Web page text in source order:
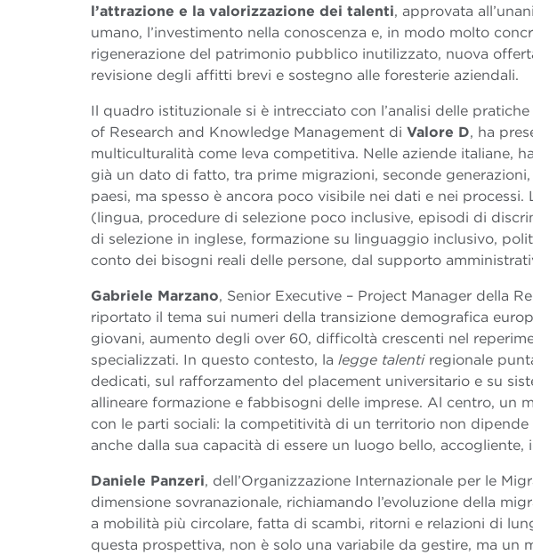
l’attrazione e la valorizzazione dei talenti, approvata
umano, l’investimento nella conoscenza e, in modo molto
rigenerazione del patrimonio pubblico inutilizzato, nuova
revisione degli affitti brevi e sostegno alle foresterie aziendali.
Il quadro istituzionale si è intrecciato con l’analisi delle pratiche
of Research and Knowledge Management di Valore D, ha
multiculturalità come leva competitiva. Nelle aziende italiane,
già un dato di fatto, tra prime migrazioni, seconde
paesi, ma spesso è ancora poco visibile nei dati e nei
(lingua, procedure di selezione poco inclusive, episodi di
di selezione in inglese, formazione su linguaggio inclusivo,
conto dei bisogni reali delle persone, dal supporto
Gabriele Marzano, Senior Executive – Project Manager della
riportato il tema sui numeri della transizione demografica
giovani, aumento degli over 60, difficoltà crescenti nel
specializzati. In questo contesto, la legge talentiregionale
dedicati, sul rafforzamento del placement universitario e su
allineare formazione e fabbisogni delle imprese. Al centro, un
con le parti sociali: la competitività di un territorio non
anche dalla sua capacità di essere un luogo bello, accogliente,
Daniele Panzeri, dell’Organizzazione Internazionale per le
dimensione sovranazionale, richiamando l’evoluzione della
a mobilità più circolare, fatta di scambi, ritorni e relazioni di
questa prospettiva, non è solo una variabile da gestire, ma un